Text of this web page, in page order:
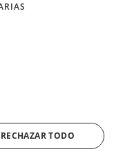
derechos quedan
RECHAZAR TODO